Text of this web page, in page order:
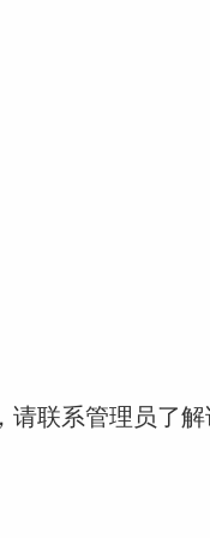
请联系管理员了